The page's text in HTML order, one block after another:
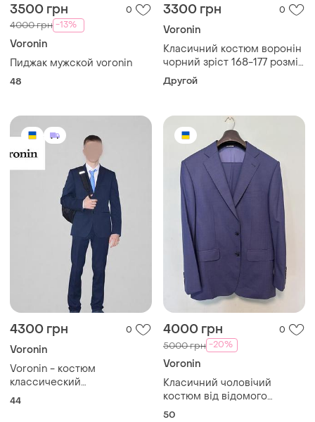
3500 грн 0
4000 грн -13%
Voronin
Пиджак мужской voronin
48
3300 грн 0
Voronin
Класичний костюм воронін
чорний зріст 168-177 розмір
104-92 чорний
Другой
4300 грн 0
Voronin
Voronin - костюм
классический
подростковый, рост 168-177
44
4000 грн 0
5000 грн -20%
Voronin
Класичний чоловічий
костюм від відомого
українського бренду voronin
50